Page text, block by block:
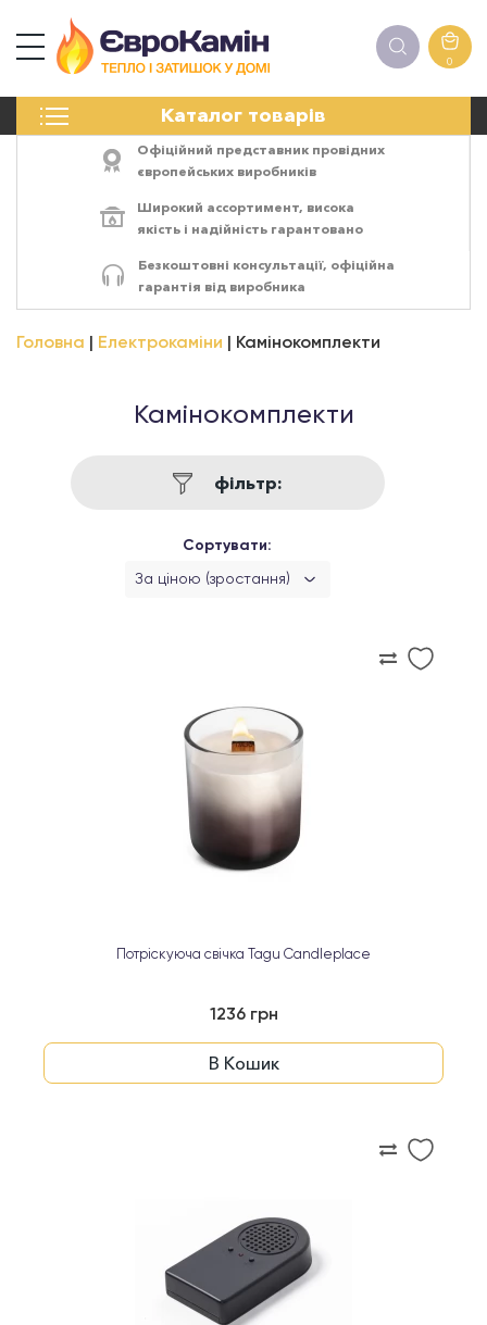
0
Каталог товарів
ПЕЧІ
ЕЛЕКТРОКАМІНИ
АКСЕСУАРИ
Офіційний представник провідних
європейських виробників
Широкий ассортимент, висока
якість і надійність гарантовано
Безкоштовні консультації, офіційна
гарантія від виробника
Головна Електрокаміни Камінокомплекти
Камінокомплекти
фільтр:
Сортувати:
За ціною (зростання)
Потріскуюча свічка Tagu Candleplace
1236 грн
В Кошик